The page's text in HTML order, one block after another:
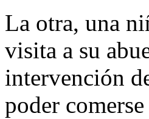
La otra, una
visita a su
intervención
poder